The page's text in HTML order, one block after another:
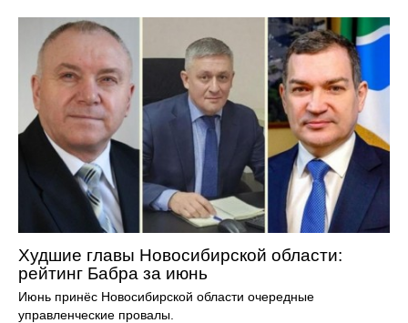
Худшие главы Новосибирской области:
рейтинг Бабра за июнь
Июнь принёс Новосибирской области очередные
управленческие провалы.